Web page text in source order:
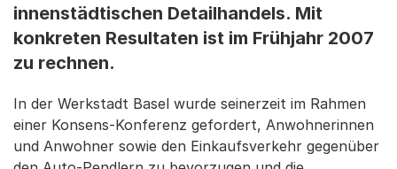
innenstädtischen Detailhandels. Mit
konkreten Resultaten ist im Frühjahr 2007
zu rechnen.
In der Werkstadt Basel wurde seinerzeit im Rahmen
einer Konsens-Konferenz gefordert, Anwohnerinnen
und Anwohner sowie den Einkaufsverkehr gegenüber